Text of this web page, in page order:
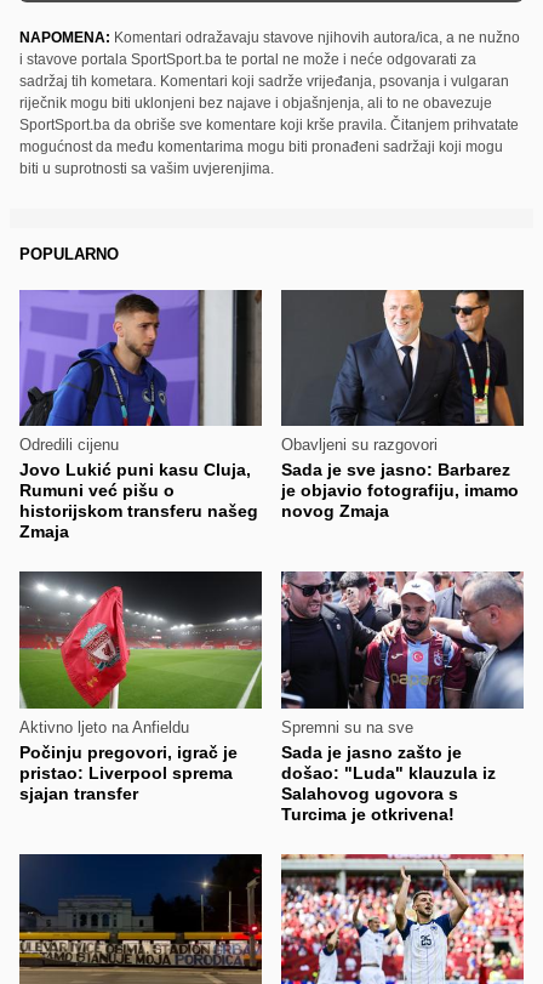
NAPOMENA: Komentari odražavaju stavove njihovih autora/ica, a ne nužno
i stavove portala SportSport.ba te portal ne može i neće odgovarati za
sadržaj tih kometara. Komentari koji sadrže vrijeđanja, psovanja i vulgaran
riječnik mogu biti uklonjeni bez najave i objašnjenja, ali to ne obavezuje
SportSport.ba da obriše sve komentare koji krše pravila. Čitanjem prihvatate
mogućnost da među komentarima mogu biti pronađeni sadržaji koji mogu
biti u suprotnosti sa vašim uvjerenjima.
POPULARNO
Odredili cijenu
Jovo Lukić puni kasu Cluja,
Rumuni već pišu o
historijskom transferu našeg
Zmaja
Obavljeni su razgovori
Sada je sve jasno: Barbarez
je objavio fotografiju, imamo
novog Zmaja
Aktivno ljeto na Anfieldu
Počinju pregovori, igrač je
pristao: Liverpool sprema
sjajan transfer
Spremni su na sve
Sada je jasno zašto je
došao: "Luda" klauzula iz
Salahovog ugovora s
Turcima je otkrivena!